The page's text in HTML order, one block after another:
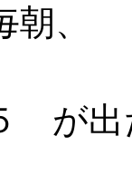
朝、
が出